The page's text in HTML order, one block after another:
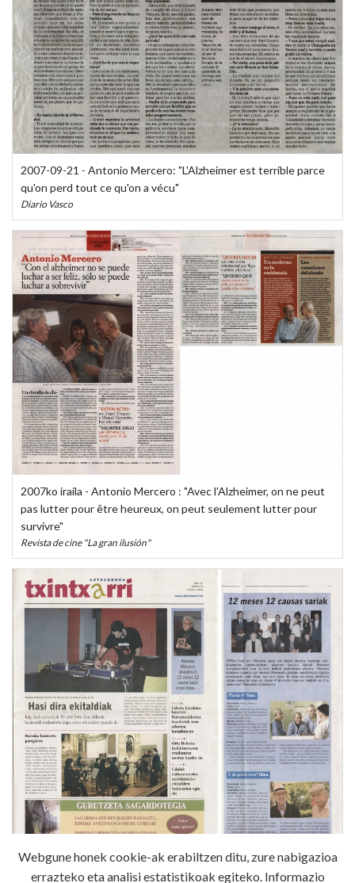
2007-09-21 - Antonio Mercero: "L'Alzheimer est terrible parce
qu'on perd tout ce qu'on a vécu"
Diario Vasco
2007ko iraila - Antonio Mercero : "Avec l'Alzheimer, on ne peut
pas lutter pour être heureux, on peut seulement lutter pour
survivre"
Revista de cine "La gran ilusión"
2008-01-14 - "Remise du prix '12 meses 12 causas' au cinéaste
Webgune honek cookie-ak erabiltzen ditu, zure nabigazioa
errazteko eta analisi estatistikoak egiteko. Informazio